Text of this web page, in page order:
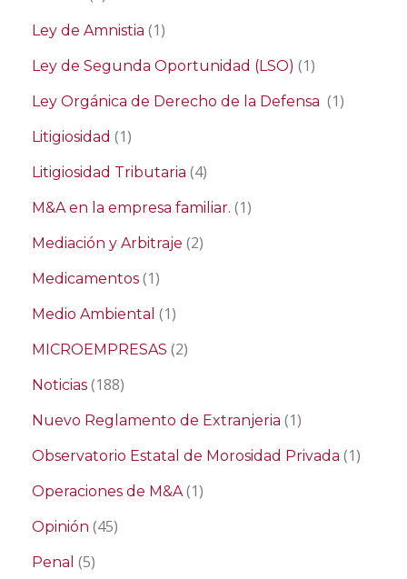
Ley de Amnistia (1)
Ley de Segunda Oportunidad (LSO) (1)
Ley Orgánica de Derecho de la Defensa (1)
Litigiosidad (1)
Litigiosidad Tributaria (4)
M&A en la empresa familiar. (1)
Mediación y Arbitraje (2)
Medicamentos (1)
Medio Ambiental (1)
MICROEMPRESAS (2)
Noticias (188)
Nuevo Reglamento de Extranjeria (1)
Observatorio Estatal de Morosidad Privada (1)
Operaciones de M&A(1)
Opinión (45)
Penal (5)